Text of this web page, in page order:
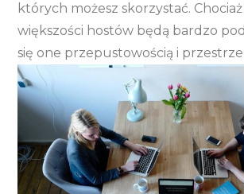
których możesz skorzystać.
większości hostów będą bardzo
się one przepustowością i